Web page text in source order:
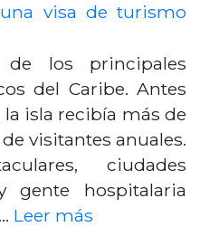
visa de turismo
los principales
del Caribe. Antes
isla recibía más de
visitantes anuales.
ciudades
gente hospitalaria
Leer más